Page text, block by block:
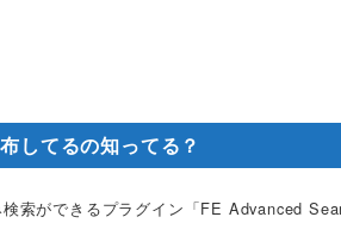
してるの知ってる？
索ができるプラグイン「FE Advanced